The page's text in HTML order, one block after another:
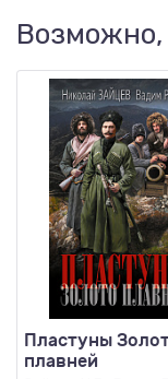
Возможно,
Пластуны
плавней